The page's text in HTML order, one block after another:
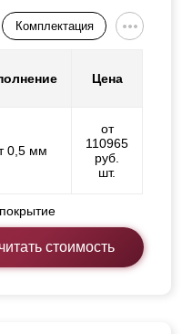
Комплектация
Цена
0,5 мм
от
110965
руб.
шт.
стоимость